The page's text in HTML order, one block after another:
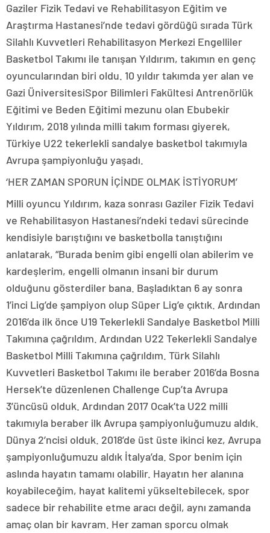
Gaziler Fizik Tedavi ve Rehabilitasyon Eğitim ve
Araştırma Hastanesi’nde tedavi gördüğü sırada Türk
Silahlı Kuvvetleri Rehabilitasyon Merkezi Engelliler
Basketbol Takımı ile tanışan Yıldırım, takımın en genç
oyuncularından biri oldu. 10 yıldır takımda yer alan ve
Gazi ÜniversitesiSpor Bilimleri Fakültesi Antrenörlük
Eğitimi ve Beden Eğitimi mezunu olan Ebubekir
Yıldırım, 2018 yılında milli takım forması giyerek,
Türkiye U22 tekerlekli sandalye basketbol takımıyla
Avrupa şampiyonluğu yaşadı.
‘HER ZAMAN SPORUN İÇİNDE OLMAK İSTİYORUM’
Milli oyuncu Yıldırım, kaza sonrası Gaziler Fizik Tedavi
ve Rehabilitasyon Hastanesi’ndeki tedavi sürecinde
kendisiyle barıştığını ve basketbolla tanıştığını
anlatarak, “Burada benim gibi engelli olan abilerim ve
kardeşlerim, engelli olmanın insani bir durum
olduğunu gösterdiler bana. Başladıktan 6 ay sonra
1’inci Lig’de şampiyon olup Süper Lig’e çıktık. Ardından
2016’da ilk önce U19 Tekerlekli Sandalye Basketbol Milli
Takımına çağrıldım. Ardından U22 Tekerlekli Sandalye
Basketbol Milli Takımına çağrıldım. Türk Silahlı
Kuvvetleri Basketbol Takımı ile beraber 2016’da Bosna
Hersek’te düzenlenen Challenge Cup’ta Avrupa
3’üncüsü olduk. Ardından 2017 Ocak’ta U22 milli
takımıyla beraber ilk Avrupa şampiyonluğumuzu aldık.
Dünya 2’ncisi olduk. 2018’de üst üste ikinci kez, Avrupa
şampiyonluğumuzu aldık İtalya’da. Spor benim için
aslında hayatın tamamı olabilir. Hayatın her alanına
koyabileceğim, hayat kalitemi yükseltebilecek, spor
sadece bir rehabilite etme aracı değil, aynı zamanda
amaç olan bir kavram. Her zaman sporcu olmak